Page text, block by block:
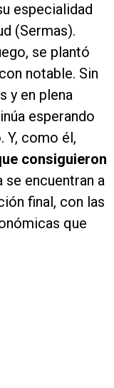
especialidad
(Sermas).
se plantó
notable. Sin
y en plena
esperando
Y, como él,
consiguieron
se encuentran a
final, con las
que